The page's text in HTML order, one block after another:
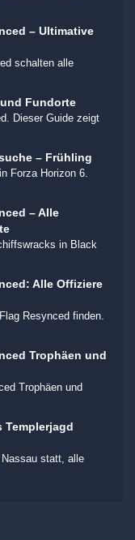
– Ultimative
schalten alle
Fundorte
Dieser Guide zeigt
– Frühling
Forza Horizon 6.
– Alle
in Black
Alle Offiziere
Resynced finden.
Trophäen und
Trophäen und
Templerjagd
Nassau statt, alle